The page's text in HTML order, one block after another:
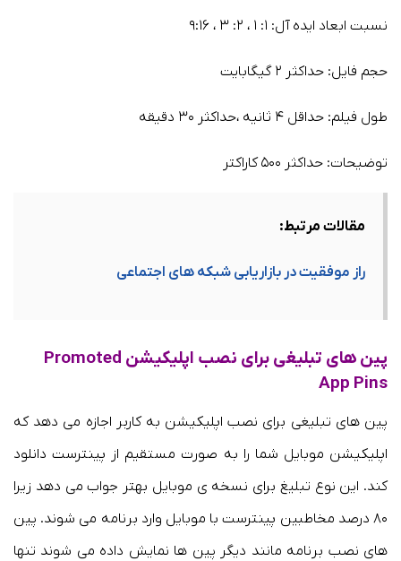
نسبت ابعاد ایده آل: ۱: ۱ ، ۲: ۳ ، ۹:۱۶
حجم فایل: حداکثر ۲ گیگابایت
طول فیلم: حداقل ۴ ثانیه ،حداکثر ۳۰ دقیقه
توضیحات: حداکثر ۵۰۰ کاراکتر
مقالات مرتبط:
راز موفقیت در بازاریابی شبکه های اجتماعی
پین های تبلیغی برای نصب اپلیکیشن Promoted
App Pins
پین های تبلیغی برای نصب اپلیکیشن به کاربر اجازه می دهد که
اپلیکیشن موبایل شما را به صورت مستقیم از پینترست دانلود
کند. این نوع تبلیغ برای نسخه ی موبایل بهتر جواب می دهد زیرا
۸۰ درصد مخاطبین پینترست با موبایل وارد برنامه می شوند. پین
های نصب برنامه مانند دیگر پین ها نمایش داده می شوند تنها